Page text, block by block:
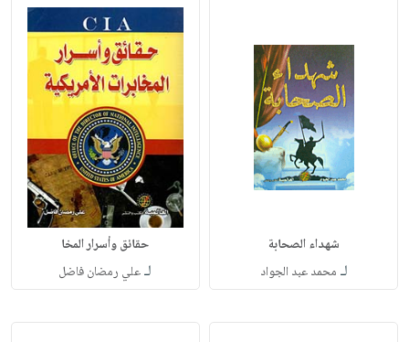
شهداء الصحابة
لـ محمد عبد الجواد
حقائق وأسرار المخا
لـعلي رمضان فاضل